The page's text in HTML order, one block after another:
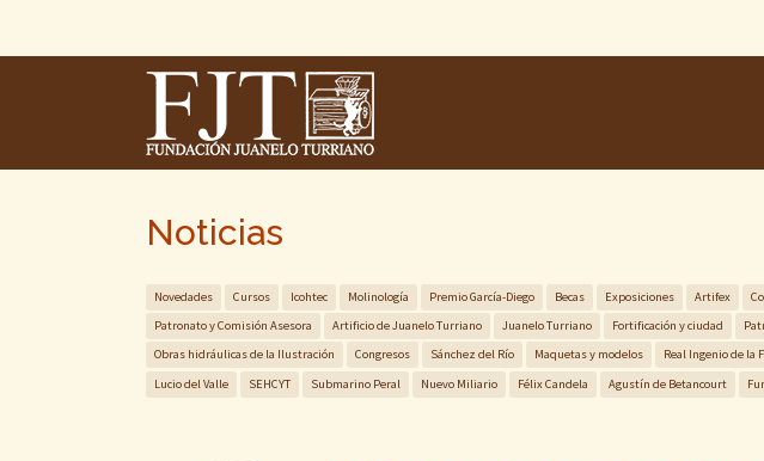
Noticias
Novedades Cursos Icohtec Molinología Premio García-Diego Becas Exposiciones Artifex
Patronato y Comisión Asesora
Artificio de Juanelo Turriano Juanelo Turriano Fortificación y ciudad
Obras hidráulicas de la Ilustración
Congresos Sánchez del Río Maquetas y modelos Real Ingenio de la
Lucio del Valle
SEHCYT Submarino Peral Nuevo Miliario Félix Candela Agustín de Betancourt